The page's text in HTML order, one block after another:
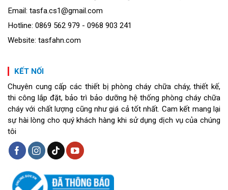
Email: tasfa.cs1@gmail.com
Hotline: 0869 562 979 - 0968 903 241
Website: tasfahn.com
KẾT NỐI
Chuyên cung cấp các thiết bị phòng cháy chữa cháy, thiết kế,
thi công lắp đặt, bảo trì bảo dưỡng hệ thống phòng cháy chữa
cháy với chất lượng cũng như giá cả tốt nhất. Cam kết mang lại
sự hài lòng cho quý khách hàng khi sử dụng dịch vụ của chúng
tôi